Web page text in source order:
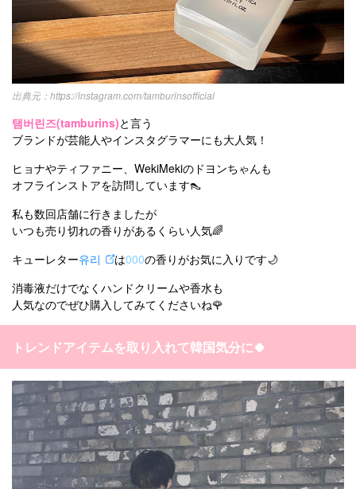
https://instagram.com/tamburinsofficial
탬버린즈(tamburins)と言う
ブランドが芸能人やインスタグラマーにも大人気！
ヒョナやティファニー、WekiMekiのドヨンちゃんも
オフラインストアを訪問しています👠
私も数回店舗に行きましたが
いつも売り切れの香りがあるくらい人気🌈
キューレター유리 は000の香りがお気に入りです🌙
消毒液だけでなくハンドクリームや香水も
人気なのでぜひ購入してみてくださいね🌹
トレンドアイテムを取り入れて韓国気分に🍀